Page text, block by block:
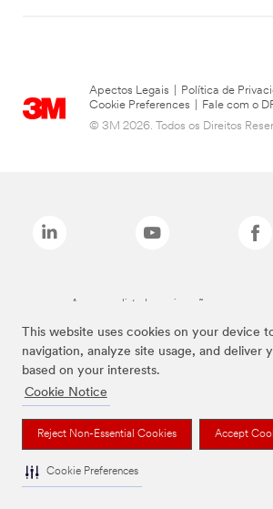
This website uses cookies on your device
navigation, analyze site usage, and deliver
based on your interests.
Cookie Notice
Reject Non-Essential Cookies Accept
Cookie Preferences
Apectos Legais Política de
Cookie Preferences
Fale com o
© 3M 2026. Todos os Direitos
As marcas listadas a cima são marcas